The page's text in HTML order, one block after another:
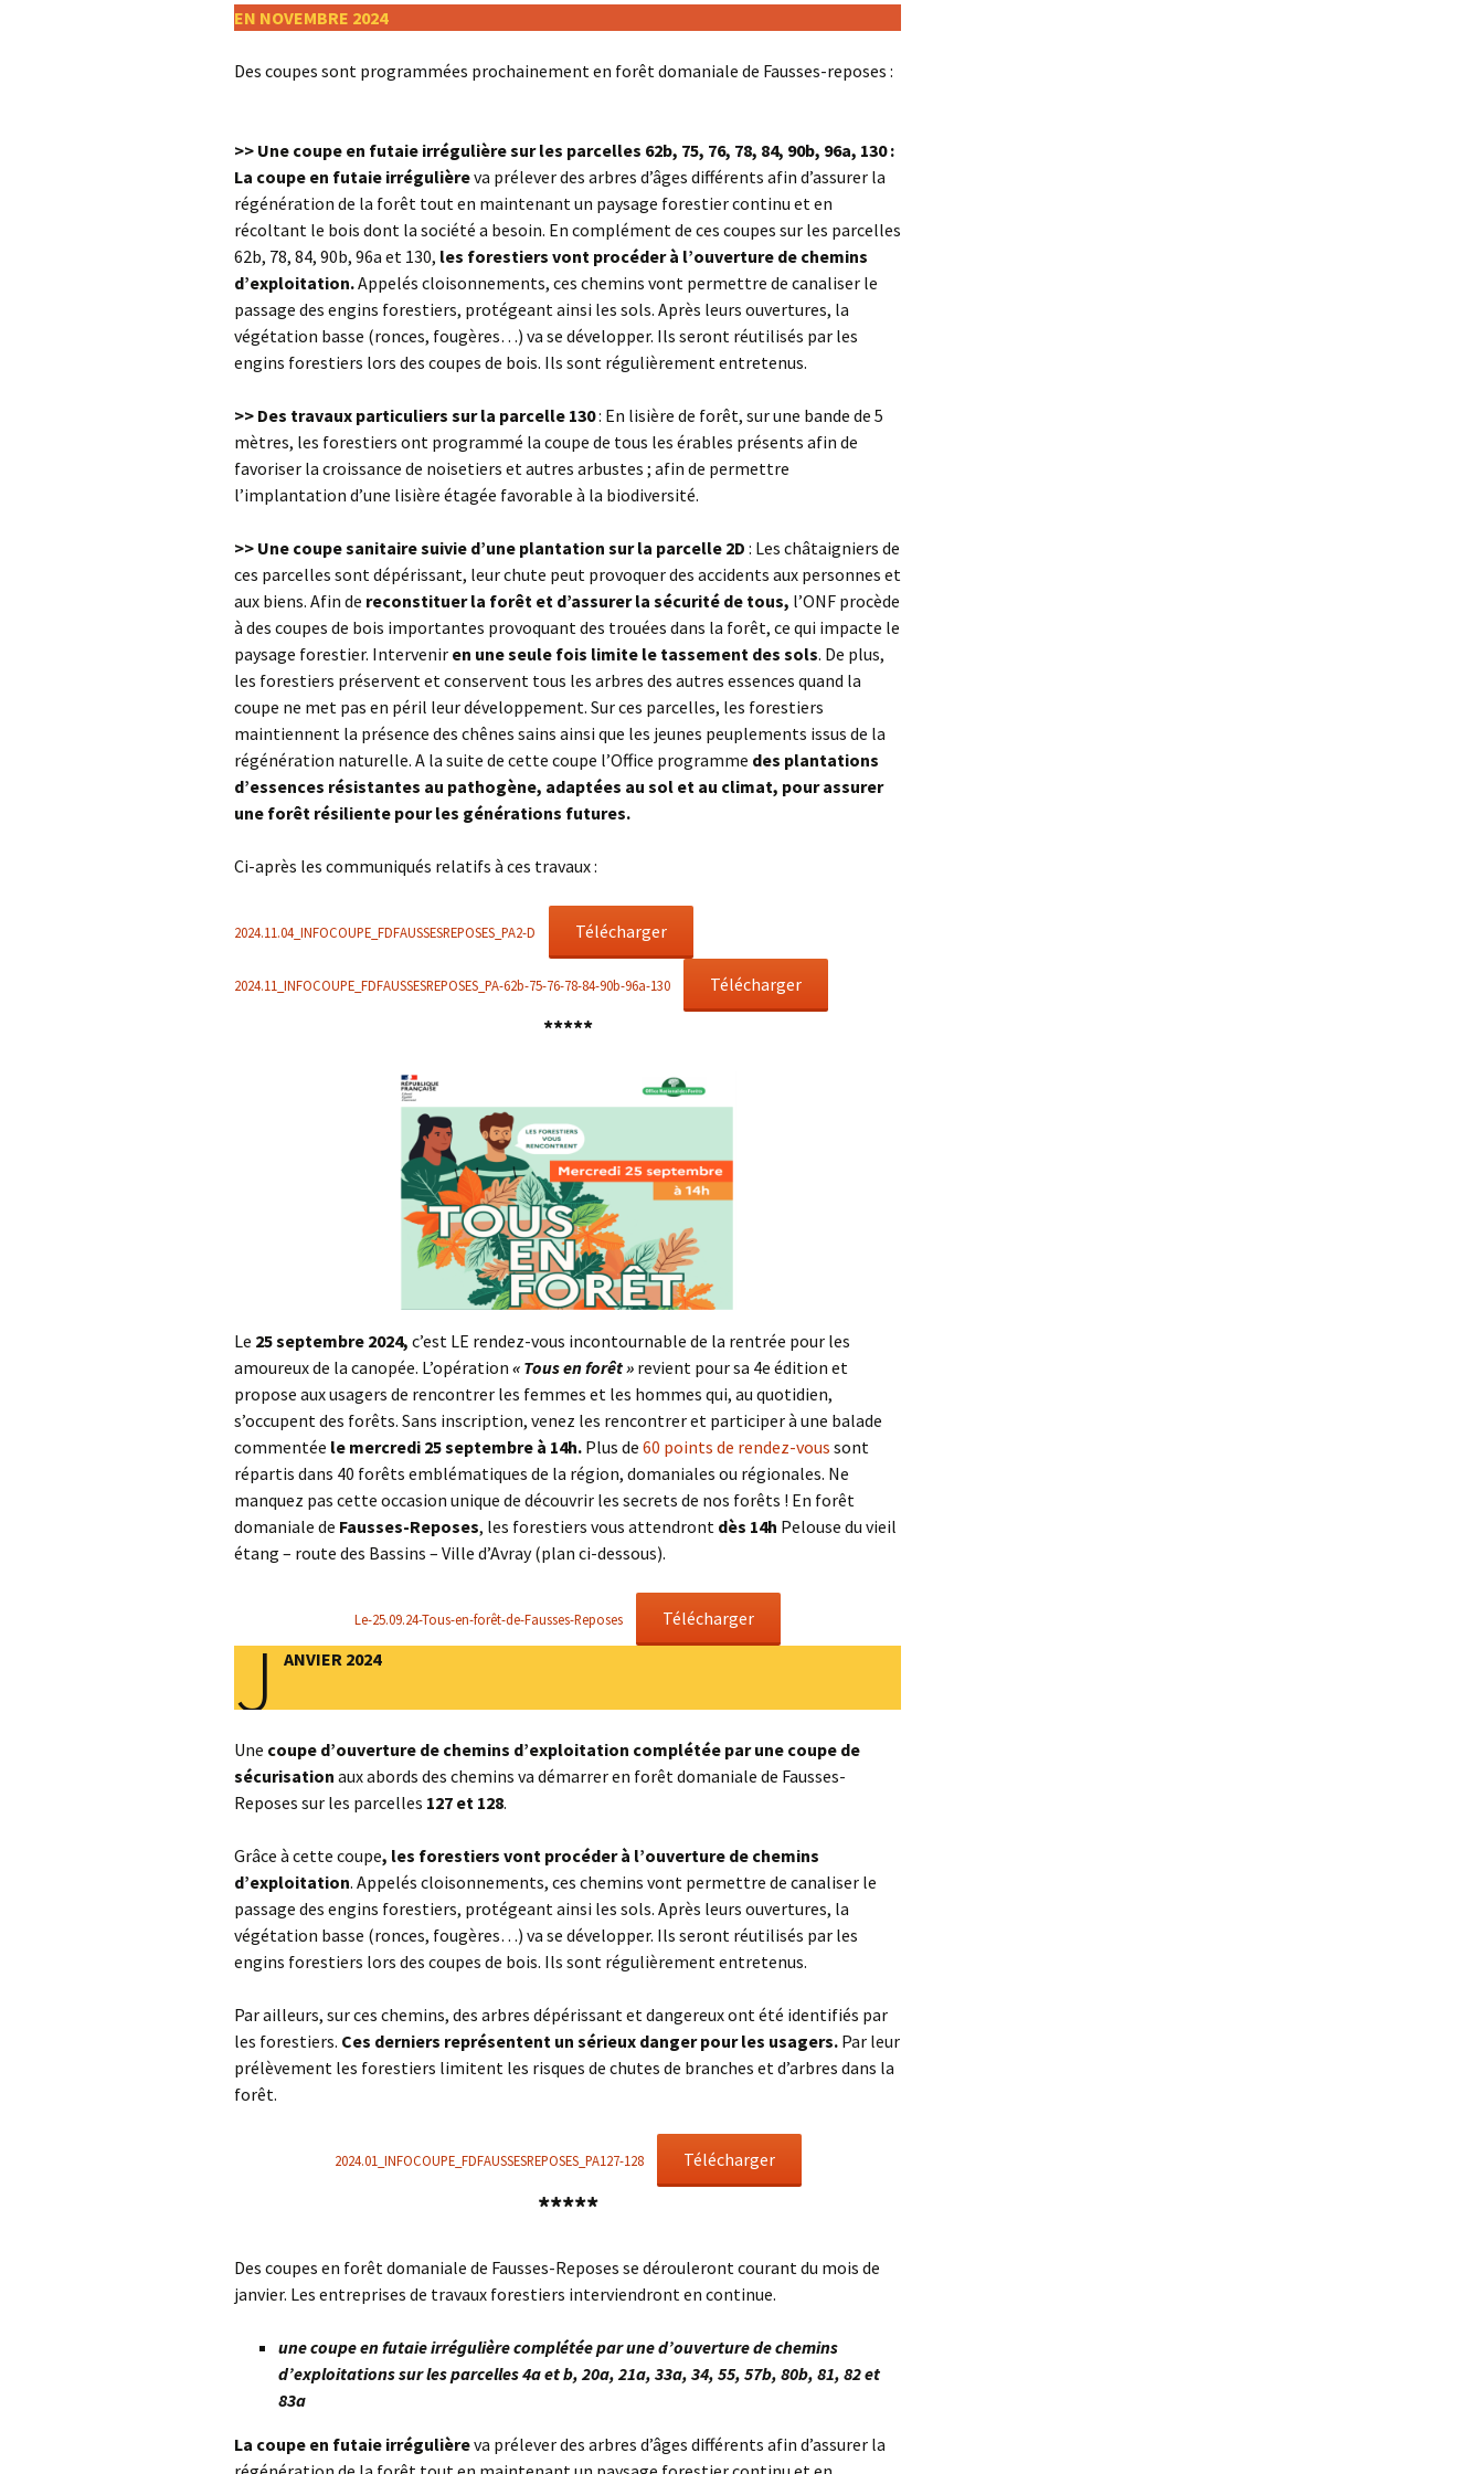
Les méfaits des
énergétique : pourquoi,
l’hystérie ? par Claude
BRASSEUR
EN NOVEMBRE 2024
Des coupes sont programmées prochainement en forêt domaniale de Fausses-reposes :
>> Une coupe en futaie irrégulière sur les parcelles 62b, 75, 76, 78, 84, 90b, 96a, 130 :
La coupe en futaie irrégulièreva prélever des arbres d’âges différents afin d’assurer la
régénération de la forêt tout en maintenant un paysage forestier continu et en
récoltant le bois dont la société a besoin. En complément de ces coupes sur les parcelles
62b, 78, 84, 90b, 96a et 130, les forestiers vont procéder à l’ouverture de chemins
d’exploitation.Appelés cloisonnements, ces chemins vont permettre de canaliser le
passage des engins forestiers, protégeant ainsi les sols. Après leurs ouvertures, la
végétation basse (ronces, fougères…) va se développer. Ils seront réutilisés par les
engins forestiers lors des coupes de bois. Ils sont régulièrement entretenus.
>> Des travaux particuliers sur la parcelle 130: En lisière de forêt, sur une bande de 5
mètres, les forestiers ont programmé la coupe de tous les érables présents afin de
favoriser la croissance de noisetiers et autres arbustes ; afin de permettre
l’implantation d’une lisière étagée favorable à la biodiversité.
>> Une coupe sanitaire suivie d’une plantation sur la parcelle 2D : Les châtaigniers de
ces parcelles sont dépérissant, leur chute peut provoquer des accidents aux personnes et
aux biens. Afin de reconstituer la forêt et d’assurer la sécurité de tous, l’ONF procède
à des coupes de bois importantes provoquant des trouées dans la forêt, ce qui impacte le
paysage forestier. Intervenir en une seule fois limite le tassement des sols. De plus,
les forestiers préservent et conservent tous les arbres des autres essences quand la
coupe ne met pas en péril leur développement. Sur ces parcelles, les forestiers
maintiennent la présence des chênes sains ainsi que les jeunes peuplements issus de la
régénération naturelle. A la suite de cette coupe l’Office programme des plantations
d’essences résistantes au pathogène, adaptées au sol et au climat, pour assurer
une forêt résiliente pour les générations futures.
Ci-après les communiqués relatifs à ces travaux :
2024.11.04_INFOCOUPE_FDFAUSSESREPOSES_PA2-D Télécharger
2024.11_INFOCOUPE_FDFAUSSESREPOSES_PA-62b-75-76-78-84-90b-96a-130 Télécharger
*****
Le 25 septembre 2024, c’est LE rendez-vous incontournable de la rentrée pour les
amoureux de la canopée. L’opération « Tous en forêt » revient pour sa 4e édition et
propose aux usagers de rencontrer les femmes et les hommes qui, au quotidien,
s’occupent des forêts. Sans inscription, venez les rencontrer et participer à une balade
commentée le mercredi 25 septembre à 14h. Plus de 60 points de rendez-vous sont
répartis dans 40 forêts emblématiques de la région, domaniales ou régionales. Ne
manquez pas cette occasion unique de découvrir les secrets de nos forêts ! En forêt
domaniale de Fausses-Reposes, les forestiers vous attendront dès 14h Pelouse du vieil
étang – route des Bassins – Ville d’Avray (plan ci-dessous).
Le-25.09.24-Tous-en-forêt-de-Fausses-Reposes Télécharger
J ANVIER 2024
Une coupe d’ouverture de chemins d’exploitation complétée par une coupe de
sécurisation aux abords des chemins va démarrer en forêt domaniale de Fausses-
Reposes sur les parcelles 127 et 128.
Grâce à cette coupe, les forestiers vont procéder à l’ouverture de chemins
d’exploitation. Appelés cloisonnements, ces chemins vont permettre de canaliser le
passage des engins forestiers, protégeant ainsi les sols. Après leurs ouvertures, la
végétation basse (ronces, fougères…) va se développer. Ils seront réutilisés par les
engins forestiers lors des coupes de bois. Ils sont régulièrement entretenus.
Par ailleurs, sur ces chemins, des arbres dépérissant et dangereux ont été identifiés par
les forestiers. Ces derniers représentent un sérieux danger pour les usagers. Par leur
prélèvement les forestiers limitent les risques de chutes de branches et d’arbres dans la
forêt.
2024.01_INFOCOUPE_FDFAUSSESREPOSES_PA127-128 Télécharger
*****
Des coupes en forêt domaniale de Fausses-Reposes se dérouleront courant du mois de
janvier. Les entreprises de travaux forestiers interviendront en continue.
une coupe en futaie irrégulière complétée par une d’ouverture de chemins
d’exploitations sur les parcelles4a et b, 20a, 21a, 33a, 34, 55, 57b, 80b, 81, 82 et
83a
La coupe en futaie irrégulièreva prélever des arbres d’âges différents afin d’assurer la